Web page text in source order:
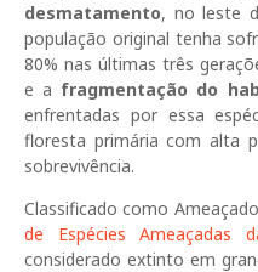
desmatamento, no leste
população original tenha
80% nas últimas três
e a fragmentação do
enfrentadas por essa
floresta primária com alta
sobrevivência.
Classificado como
de Espécies Ameaçadas
considerado extinto em